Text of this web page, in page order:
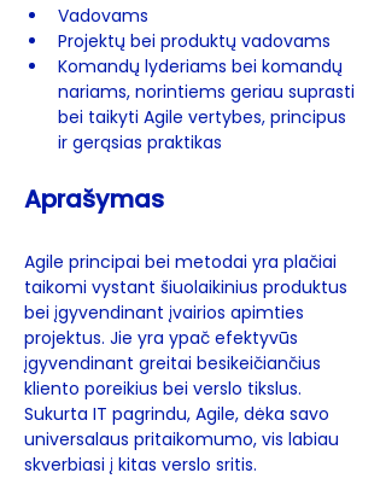
Vadovams
Projektų bei produktų vadovams
Komandų lyderiams bei komandų
nariams, norintiems geriau suprasti
bei taikyti Agile vertybes, principus
ir gerąsias praktikas
Aprašymas
Agile principai bei metodai yra plačiai
taikomi vystant šiuolaikinius produktus
bei įgyvendinant įvairios apimties
projektus. Jie yra ypač efektyvūs
įgyvendinant greitai besikeičiančius
kliento poreikius bei verslo tikslus.
Sukurta IT pagrindu, Agile, dėka savo
universalaus pritaikomumo, vis labiau
skverbiasi į kitas verslo sritis.